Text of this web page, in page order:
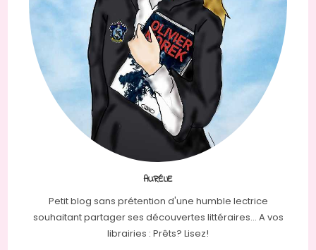
AURÉLIE
Petit blog sans prétention d'une humble lectrice
souhaitant partager ses découvertes littéraires... A vos
librairies : Prêts? Lisez!